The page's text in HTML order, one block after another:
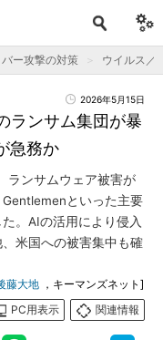
ー攻撃の対策 ウイルス／
2026年5月15日
ランサム集団が暴
急務か
ランサムウェア被害が
といった主要
。AIの活用により侵入
米国への被害集中も確
藤大地 ，キーマンズネット]
PC用表示
関連情報